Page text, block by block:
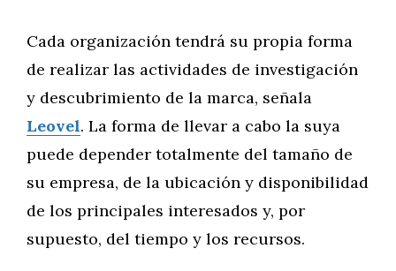
Cada organización tendrá su propia forma
de realizar las actividades de investigación
y descubrimiento de la marca, señala
Leovel. La forma de llevar a cabo la suya
puede depender totalmente del tamaño de
su empresa, de la ubicación y disponibilidad
de los principales interesados y, por
supuesto, del tiempo y los recursos.